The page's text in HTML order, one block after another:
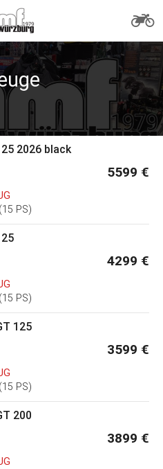
2026 black
5599 €
PS)
4299 €
PS)
125
3599 €
PS)
200
3899 €